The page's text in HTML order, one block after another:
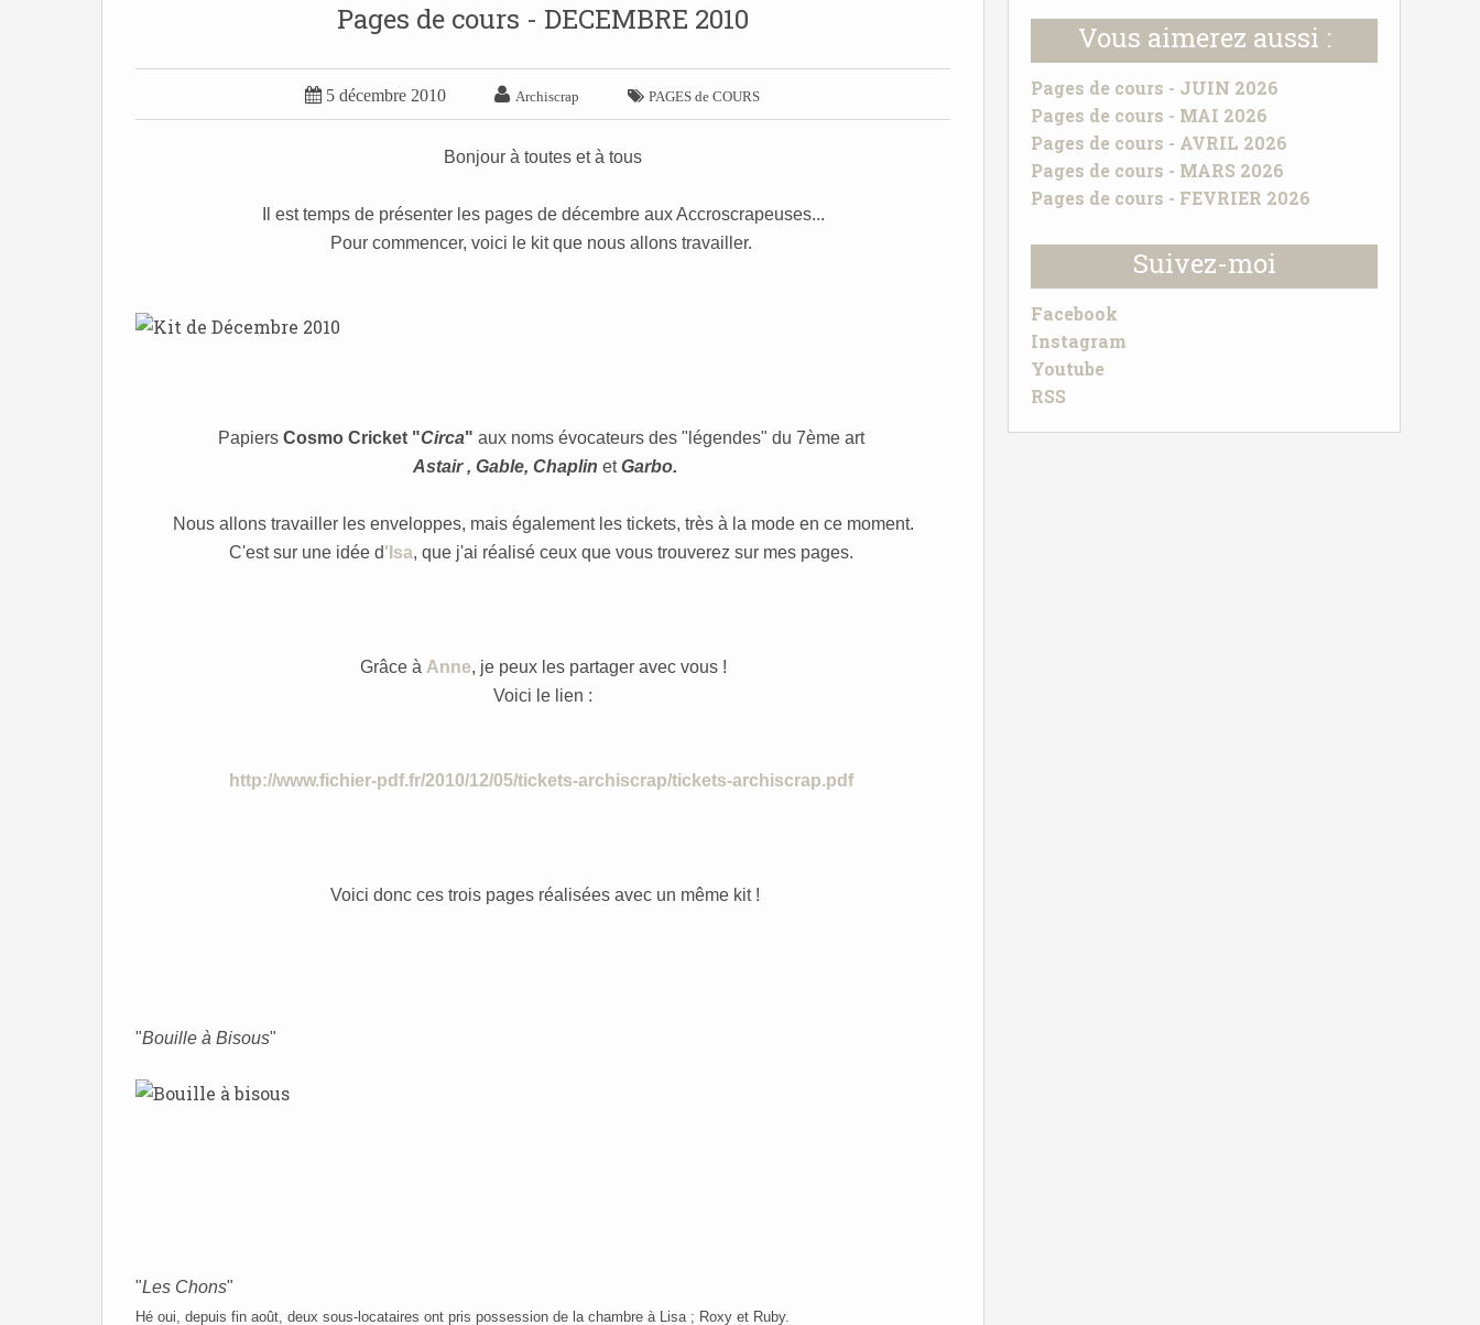
Vous aimerez aussi :
Pages de cours - JUIN 2026
Pages de cours - MAI 2026
Pages de cours - AVRIL 2026
Pages de cours - MARS 2026
Pages de cours - FEVRIER 2026
Suivez-moi
Facebook
Instagram
Youtube
RSS
Pages de cours - DECEMBRE 2010
 5 décembre 2010  Archiscrap  PAGES de COURS
Bonjour à toutes et à tous
Il est temps de présenter les pages de décembre aux Accroscrapeuses...
Pour commencer, voici le kit que nous allons travailler.
Papiers Cosmo Cricket "Circa" aux noms évocateurs des "légendes" du 7ème art
Astair , Gable, Chaplin etGarbo.
Nous allons travailler les enveloppes, mais également les tickets, très à la mode en ce moment.
C'est sur une idée d'Isa, que j'ai réalisé ceux que vous trouverez sur mes pages.
Grâce à Anne, je peux les partager avec vous !
Voici le lien :
http://www.fichier-pdf.fr/2010/12/05/tickets-archiscrap/tickets-archiscrap.pdf
Voici donc ces trois pages réalisées avec un même kit !
"Bouille à Bisous"
"Les Chons"
Hé oui, depuis fin août, deux sous-locataires ont pris possession de la chambre à Lisa ; Roxy et Ruby.